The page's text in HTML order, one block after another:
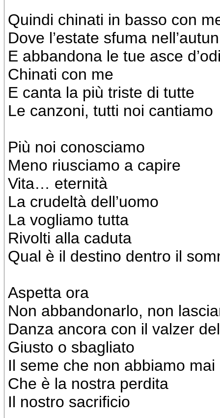
Quindi chinati in basso con
Dove l’estate sfuma
E abbandona le tue asce
Chinati con me
E canta la più triste di tutte
Le canzoni, tutti noi cantiamo
Più noi conosciamo
Meno riusciamo a capire
Vita… eternità
La crudeltà dell’uomo
La vogliamo tutta
Rivolti alla caduta
Qual è il destino dentro il
Aspetta ora
Non abbandonarlo, non
Danza ancora con il valzer
Giusto o sbagliato
Il seme che non abbiamo
Che è la nostra perdita
Il nostro sacrificio